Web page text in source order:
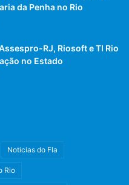
da Penha no Rio
RJ, Riosoft e TI Rio
no Estado
Noticias do Fla
Rio